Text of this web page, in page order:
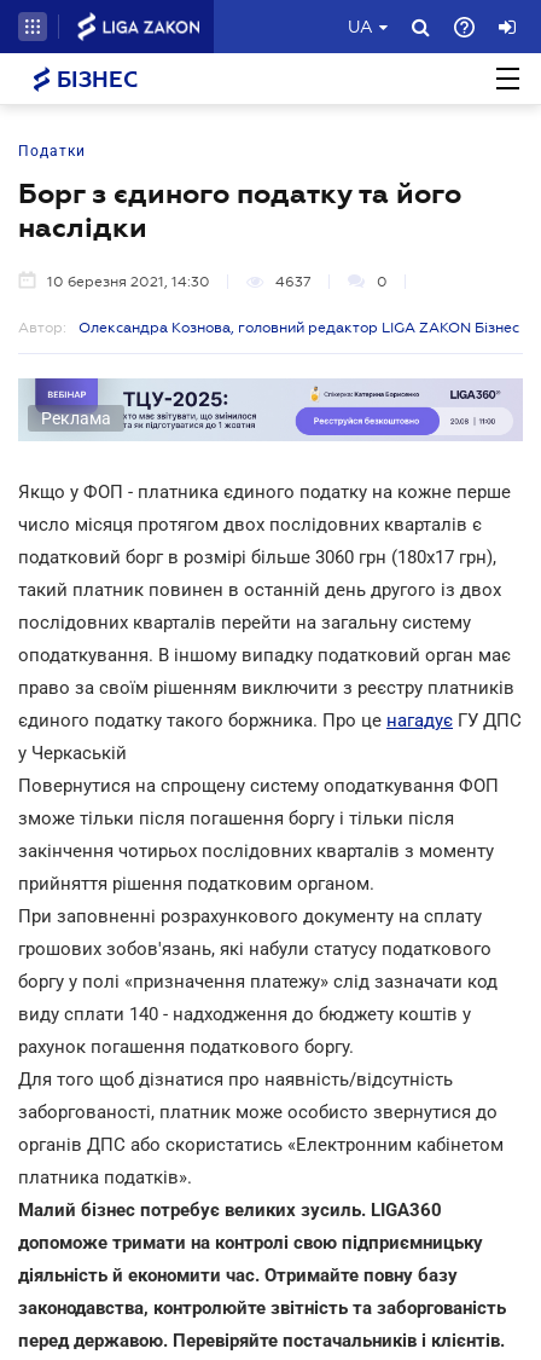
UA
БІЗНЕС
Податки
Борг з єдиного податку та його
наслідки
10 березня 2021, 14:30 4637 0
Автор: Олександра Кознова, головний редактор LIGA ZAKON Бізнес
Реклама
Якщо у ФОП - платника єдиного податку на кожне перше
число місяця протягом двох послідовних кварталів є
податковий борг в розмірі більше 3060 грн (180х17 грн),
такий платник повинен в останній день другого із двох
послідовних кварталів перейти на загальну систему
оподаткування. В іншому випадку податковий орган має
право за своїм рішенням виключити з реєстру платників
єдиного податку такого боржника. Про це нагадує ГУ ДПС
у Черкаській
Повернутися на спрощену систему оподаткування ФОП
зможе тільки після погашення боргу і тільки після
закінчення чотирьох послідовних кварталів з моменту
прийняття рішення податковим органом.
При заповненні розрахункового документу на сплату
грошових зобов'язань, які набули статусу податкового
боргу у полі «призначення платежу» слід зазначати код
виду сплати 140 - надходження до бюджету коштів у
рахунок погашення податкового боргу.
Для того щоб дізнатися про наявність/відсутність
заборгованості, платник може особисто звернутися до
органів ДПС або скористатись «Електронним кабінетом
платника податків».
Малий бізнес потребує великих зусиль. LIGA360
допоможе тримати на контролі свою підприємницьку
діяльність й економити час. Отримайте повну базу
законодавства, контролюйте звітність та заборгованість
перед державою. Перевіряйте постачальників і клієнтів.